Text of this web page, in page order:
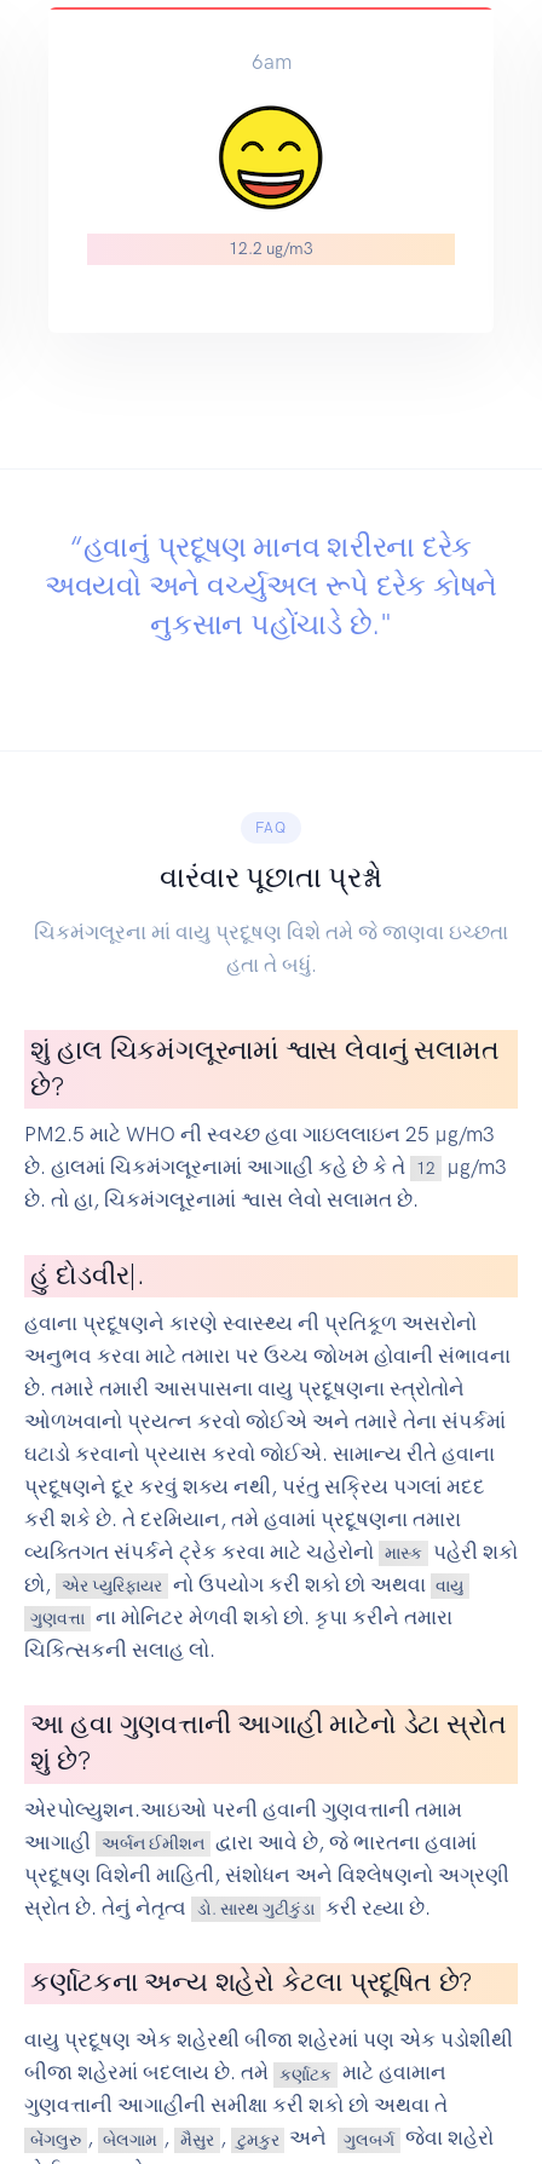
6am
12.2 ug/m3
“હવાનું પ્રદૂષણ માનવ શરીરના દરેક
અવયવો અને વર્ચ્યુઅલ રૂપે દરેક કોષને
નુકસાન પહોંચાડે છે."
FAQ
વારંવાર પૂછાતા પ્રશ્નો
ચિકમંગલૂરના માં વાયુ પ્રદૂષણ વિશે તમે જે જાણવા ઇચ્છતા
હતા તે બધું.
શું હાલ ચિકમંગલૂરનામાં શ્વાસ લેવાનું સલામત
છે?
PM2.5 માટે WHO ની સ્વચ્છ હવા ગાઇલલાઇન 25 µg/m3
છે. હાલમાં ચિકમંગલૂરનામાં આગાહી કહે છે કે તે
12
µg/m3
છે. તો હા, ચિકમંગલૂરનામાં શ્વાસ લેવો સલામત છે.
હું સ|.
હવાના પ્રદૂષણને કારણે સ્વાસ્થ્ય ની પ્રતિકૂળ અસરોનો
અનુભવ કરવા માટે તમારા પર ઉચ્ચ જોખમ હોવાની સંભાવના
છે. તમારે તમારી આસપાસના વાયુ પ્રદૂષણના સ્ત્રોતોને
ઓળખવાનો પ્રયત્ન કરવો જોઈએ અને તમારે તેના સંપર્કમાં
ઘટાડો કરવાનો પ્રયાસ કરવો જોઈએ. સામાન્ય રીતે હવાના
પ્રદૂષણને દૂર કરવું શક્ય નથી, પરંતુ સક્રિય પગલાં મદદ
કરી શકે છે. તે દરમિયાન, તમે હવામાં પ્રદૂષણના તમારા
વ્યક્તિગત સંપર્કને ટ્રેક કરવા માટે ચહેરોનો માસ્ક પહેરી શકો
છો,
એર પ્યુરિફાયર નો ઉપયોગ કરી શકો છો અથવા વાયુ
ગુણવત્તા
ના મોનિટર મેળવી શકો છો. કૃપા કરીને તમારા
ચિકિત્સકની સલાહ લો.
આ હવા ગુણવત્તાની આગાહી માટેનો ડેટા સ્રોત
શું છે?
એરપોલ્યુશન.આઇઓ પરની હવાની ગુણવત્તાની તમામ
આગાહી
અર્બન ઈમીશન
દ્વારા આવે છે, જે ભારતના હવામાં
પ્રદૂષણ વિશેની માહિતી, સંશોધન અને વિશ્લેષણનો અગ્રણી
સ્રોત છે. તેનું નેતૃત્વ
ડો. સારથ ગુટીકુંડા કરી રહ્યા છે.
કર્ણાટકના અન્ય શહેરો કેટલા પ્રદૂષિત છે?
વાયુ પ્રદૂષણ એક શહેરથી બીજા શહેરમાં પણ એક પડોશીથી
બીજા શહેરમાં બદલાય છે. તમે કર્ણાટક માટે હવામાન
ગુણવત્તાની આગાહીની સમીક્ષા કરી શકો છો અથવા તે
બેંગલુરુ , બેલગામ , મૈસુર , ટુમકુર અને ગુલબર્ગ જેવા શહેરો